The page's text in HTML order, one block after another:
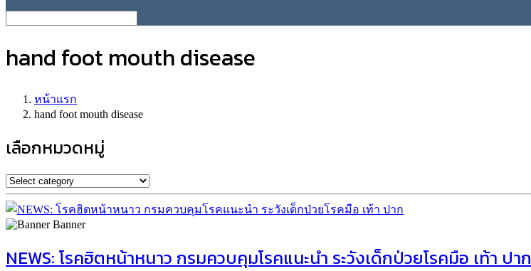
hand foot mouth disease
หน้าแรก
hand foot mouth disease
เลือกหมวดหมู่
Banner
NEWS: โรคฮิตหน้าหนาว กรมควบคุมโรคแนะนำ ระวังเด็กป่วยโรคมือ เท้า ปาก